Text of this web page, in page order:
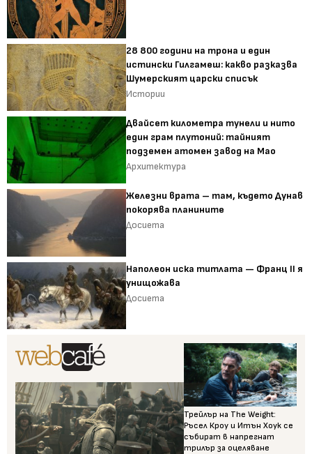
28 800 години на трона и един
истински Гилгамеш: какво разказва
Шумерският царски списък
Истории
Двайсет километра тунели и нито
един грам плутоний: тайният
подземен атомен завод на Мао
Архитектура
Железни врата – там, където Дунав
покорява планините
Досиета
Наполеон иска титлата — Франц II я
унищожава
Досиета
Трейлър на The Weight:
Ръсел Кроу и Итън Хоук се
събират в напрегнат
трилър за оцеляване